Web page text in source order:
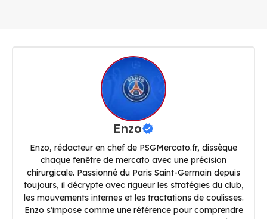
Enzo
Enzo, rédacteur en chef de PSGMercato.fr, dissèque
chaque fenêtre de mercato avec une précision
chirurgicale. Passionné du Paris Saint-Germain depuis
toujours, il décrypte avec rigueur les stratégies du club,
les mouvements internes et les tractations de coulisses.
Enzo s’impose comme une référence pour comprendre